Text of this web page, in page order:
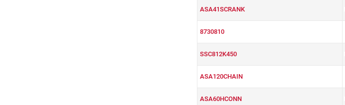
ASA41SCRANK
8730810
SSC812K450
ASA120CHAIN
ASA60HCONN